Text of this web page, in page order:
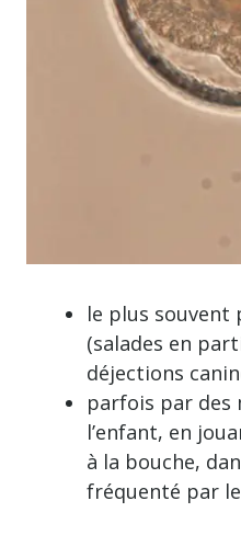
le plus souvent
(salades en
déjections
parfois par des
l’enfant, en
à la bouche,
fréquenté par